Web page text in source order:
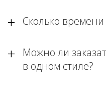
Сколько
Можно ли
в одном стиле?